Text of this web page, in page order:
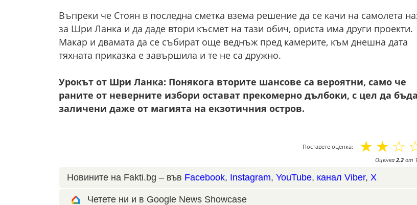
Въпреки че Стоян в последна сметка взема решение да се качи на самолета
за Шри Ланка и да даде втори късмет на тази обич, ориста има други проекти.
Макар и двамата да се събират още веднъж пред камерите, към днешна дата
тяхната приказка е завършила и те не са дружно.
Урокът от Шри Ланка: Понякога вторите шансове са вероятни, само че
раните от неверните избори остават прекомерно дълбоки, с цел да
заличени даже от магията на екзотичния остров.
Поставете оценка: ☆
☆
☆
Оценка2.2от
Новините на Fakti.bg – във Facebook, Instagram, YouTube, канал Viber, X
Четете ни и в Google News Showcase